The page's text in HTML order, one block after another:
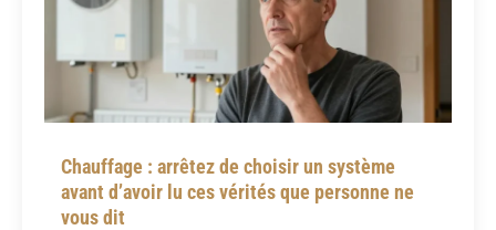
Chauffage : arrêtez de choisir un système
avant d’avoir lu ces vérités que personne ne
vous dit